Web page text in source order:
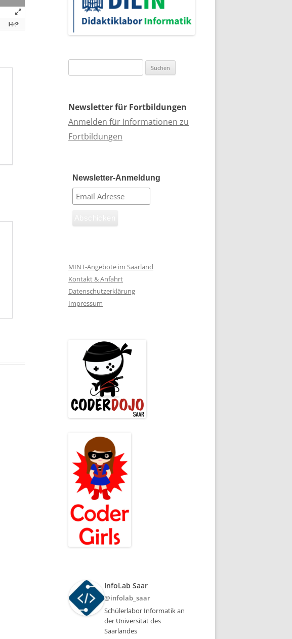
nach:
Newsletter für Fortbildungen
Anmelden für Informationen zu
Fortbildungen
Newsletter-Anmeldung
MINT-Angebote im Saarland
Kontakt & Anfahrt
Datenschutzerklärung
Impressum
InfoLab Saar
@infolab_saar
Schülerlabor Informatik an
der Universität des
Saarlandes